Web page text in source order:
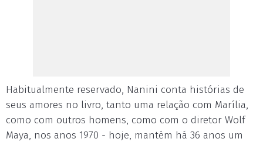
Habitualmente reservado, Nanini conta histórias de
seus amores no livro, tanto uma relação com Marília,
como com outros homens, como com o diretor Wolf
Maya, nos anos 1970 - hoje, mantém há 36 anos um